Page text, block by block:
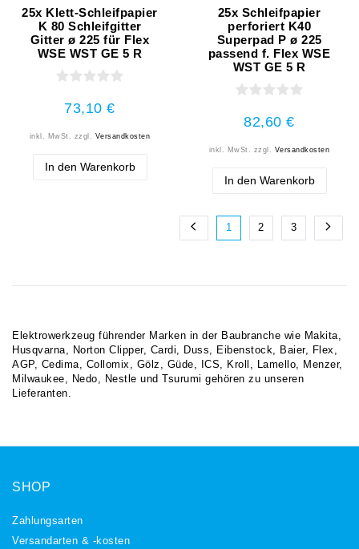
25x Klett-Schleifpapier
K 80 Schleifgitter
Gitter ø 225 für Flex
WSE WST GE 5 R
73,10 €
inkl. MwSt. zzgl. Versandkosten
In den Warenkorb
25x Schleifpapier
perforiert K40
Superpad P ø 225
passend f. Flex WSE
WST GE 5 R
82,60 €
inkl. MwSt. zzgl. Versandkosten
In den Warenkorb
1 2 3
Elektrowerkzeug führender Marken in der Baubranche wie Makita,
Husqvarna, Norton Clipper, Cardi, Duss, Eibenstock, Baier, Flex,
AGP, Cedima, Collomix, Gölz, Güde, ICS, Kroll, Lamello, Menzer,
Milwaukee, Nedo, Nestle und Tsurumi gehören zu unseren
Lieferanten.
SHOP
Zahlungsarten
Versandarten & -kosten